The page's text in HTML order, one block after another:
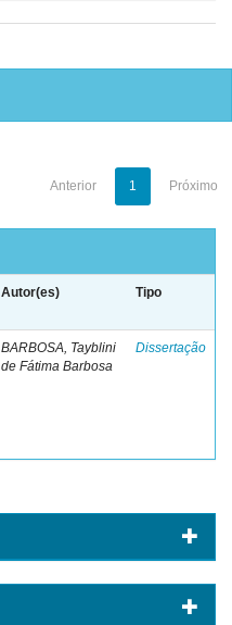
Anterior 1 Próximo
Autor(es) Tipo
BARBOSA, Tayblini
de Fátima Barbosa
Dissertação